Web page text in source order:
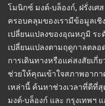
โมนิกซ์ มงต์-บล็องก์, ฝรั่งเศ
ครอบคลุมของเรามีข้อมูลเชิ
เปลี่ยนแปลงของอุณหภูมิ ร
เปลี่ยนแปลงตามฤดูกาลตล
การเดินทางหรือแค่สงสัยเกี่
ช่วยให้คุณเข้าใจสภาพอาก
เหล่านี้ ค้นหาช่วงเวลาที่ดีที่
มงต์-บล็องก์ และ กรุงเทพฯ